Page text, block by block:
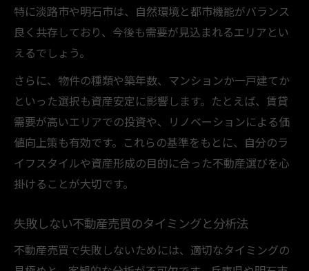
特に淡路市や明石市は、自然環境と都市機能がバランス
良く共存しており、今後も需要が見込まれるエリアとい
えるでしょう。
さらに、物件の種類や築年数、マンションか一戸建てか
といった選択も資産安定に影響します。たとえば、賃貸
需要が高いエリアでの投資や、リノベーションによる価
値向上策も有効です。これらの基準をもとに、自分のラ
イフスタイルや資産形成の目的に合った不動産選びを心
掛けることが大切です。
失敗しない不動産売買のタイミングと分析法
不動産売買で失敗しないためには、適切なタイミングの